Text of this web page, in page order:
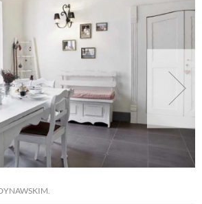
OGRODOWE
PORADY
W DOMU
OGRODU